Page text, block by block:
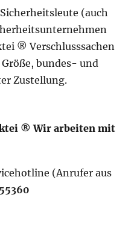
(auch
® Verschlusssachen
bundes- und
Zustellung.
® Wir arbeiten mit
(Anrufer aus